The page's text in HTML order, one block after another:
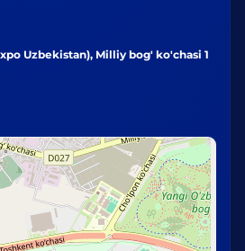
Uzbekistan), Milliy bog' ko'chasi 1